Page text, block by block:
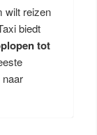
wilt reizen
biedt
tot